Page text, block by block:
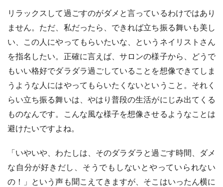
リラックスして過ごすのがダメと言っているわけではあり
ません。ただ、私だったら、できれば立ち振る舞いも美し
い、この人にやってもらいたいな、というネイリストさん
を指名したい。正確に言えば、サロンの様子から、どうで
もいい格好でダラダラ過ごしていることを想像できてしま
うような人にはやってもらいたくないということ。それく
らい立ち振る舞いは、やはり普段の生活がにじみ出てくる
ものなんです。こんな風な様子を想像させるようなことは
避けたいですよね。
「いやいや、わたしは、そのダラダラと過ごす時間、ダメ
な自分が好きだし、そうでもしないとやっていられない
の！」という声も聞こえてきますが、そこはいったん横に